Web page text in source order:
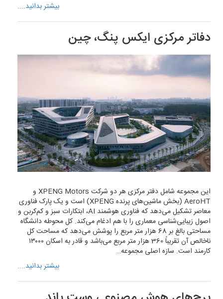
بیشتر بدانید....
دفاتر مرکزی ایکس پنگ، چین
این مجموعه شامل دفتر مرکزی هر دو شرکت XPENG Motors و
AeroHT (بخش ماشین‌های پرنده XPENG) است و یک پارک فناوری
معاصر تشکیل می‌دهد که فناوری هوشمند AI، ابتکارات سبز و کم‌کربن و
اصول زیبایی‌شناسی معماری را با هم ادغام می‌کند. کل محوطه دانشگاه
مساحتی بالغ بر 68 هزار متر مربع را پوشش می‌دهد که مساحت کل
ناخالص آن تقریباً 360 هزار متر مربع می‌باشد و قادر به اسکان ۱۳۰۰۰
کارمند است. سازه اصلی مجموعه…
بیشتر بدانید....